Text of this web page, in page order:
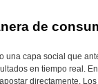
de
una capa social que
en tiempo real.
directamente.